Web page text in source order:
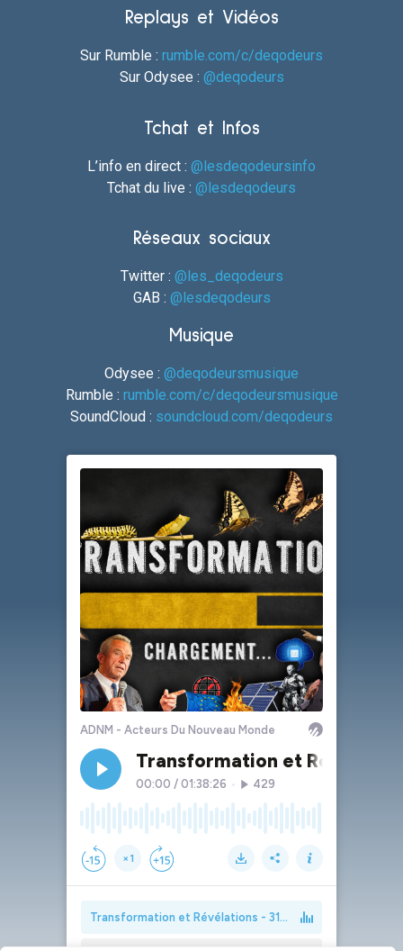
Replays et Vidéos
Sur Rumble : rumble.com/c/deqodeurs
Sur Odysee : @deqodeurs
Tchat et Infos
L’info en direct : @lesdeqodeursinfo
Tchat du live : @lesdeqodeurs
Réseaux sociaux
Twitter : @les_deqodeurs
GAB : @lesdeqodeurs
Musique
Odysee : @deqodeursmusique
Rumble : rumble.com/c/deqodeursmusique
SoundCloud : soundcloud.com/deqodeurs